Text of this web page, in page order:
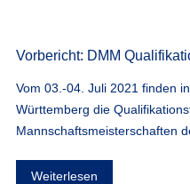
Vorbericht: DMM
Vom 03.-04. Juli 2021 finden
Württemberg die
Mannschaftsmeisterschaften
Weiterlesen